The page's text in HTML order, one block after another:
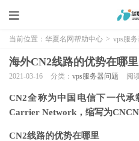
当前位置： 华夏名网帮助中心 > vps服
海外CN2线路的优势在哪里
2021-03-16 分类： vps服务器问题 阅
CN2全称为中国电信下一代承
Carrier Network，缩写为CNCN
CN2线路的优势在哪里